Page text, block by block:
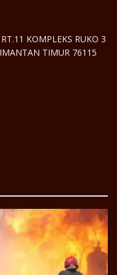
KOMPLEKS RUKO 3
TIMUR 76115